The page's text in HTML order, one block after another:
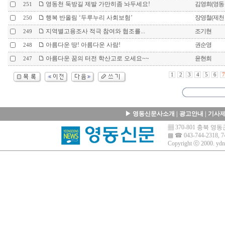
251 영동천 둑방길 제발 가만히좀 놔두세요! 김영희(영동
250 행복 반올림 ‘두루누리 사회보험’ 장영철(제천
249 지역별고용조사 적극 참여와 협조를... 조기현
248 아름다운 땅! 아름다운 사람! 권순영
247 아름다운 꿈의 터전 학산고로 오세요~~ 윤현희
1 2 3 4 5 6 7
▶ 영동신문사소개 광고안내
기사
▦ 370-801 충북 영
▩ ☎ 043-744-2318,
Copyright ⓒ 2000.